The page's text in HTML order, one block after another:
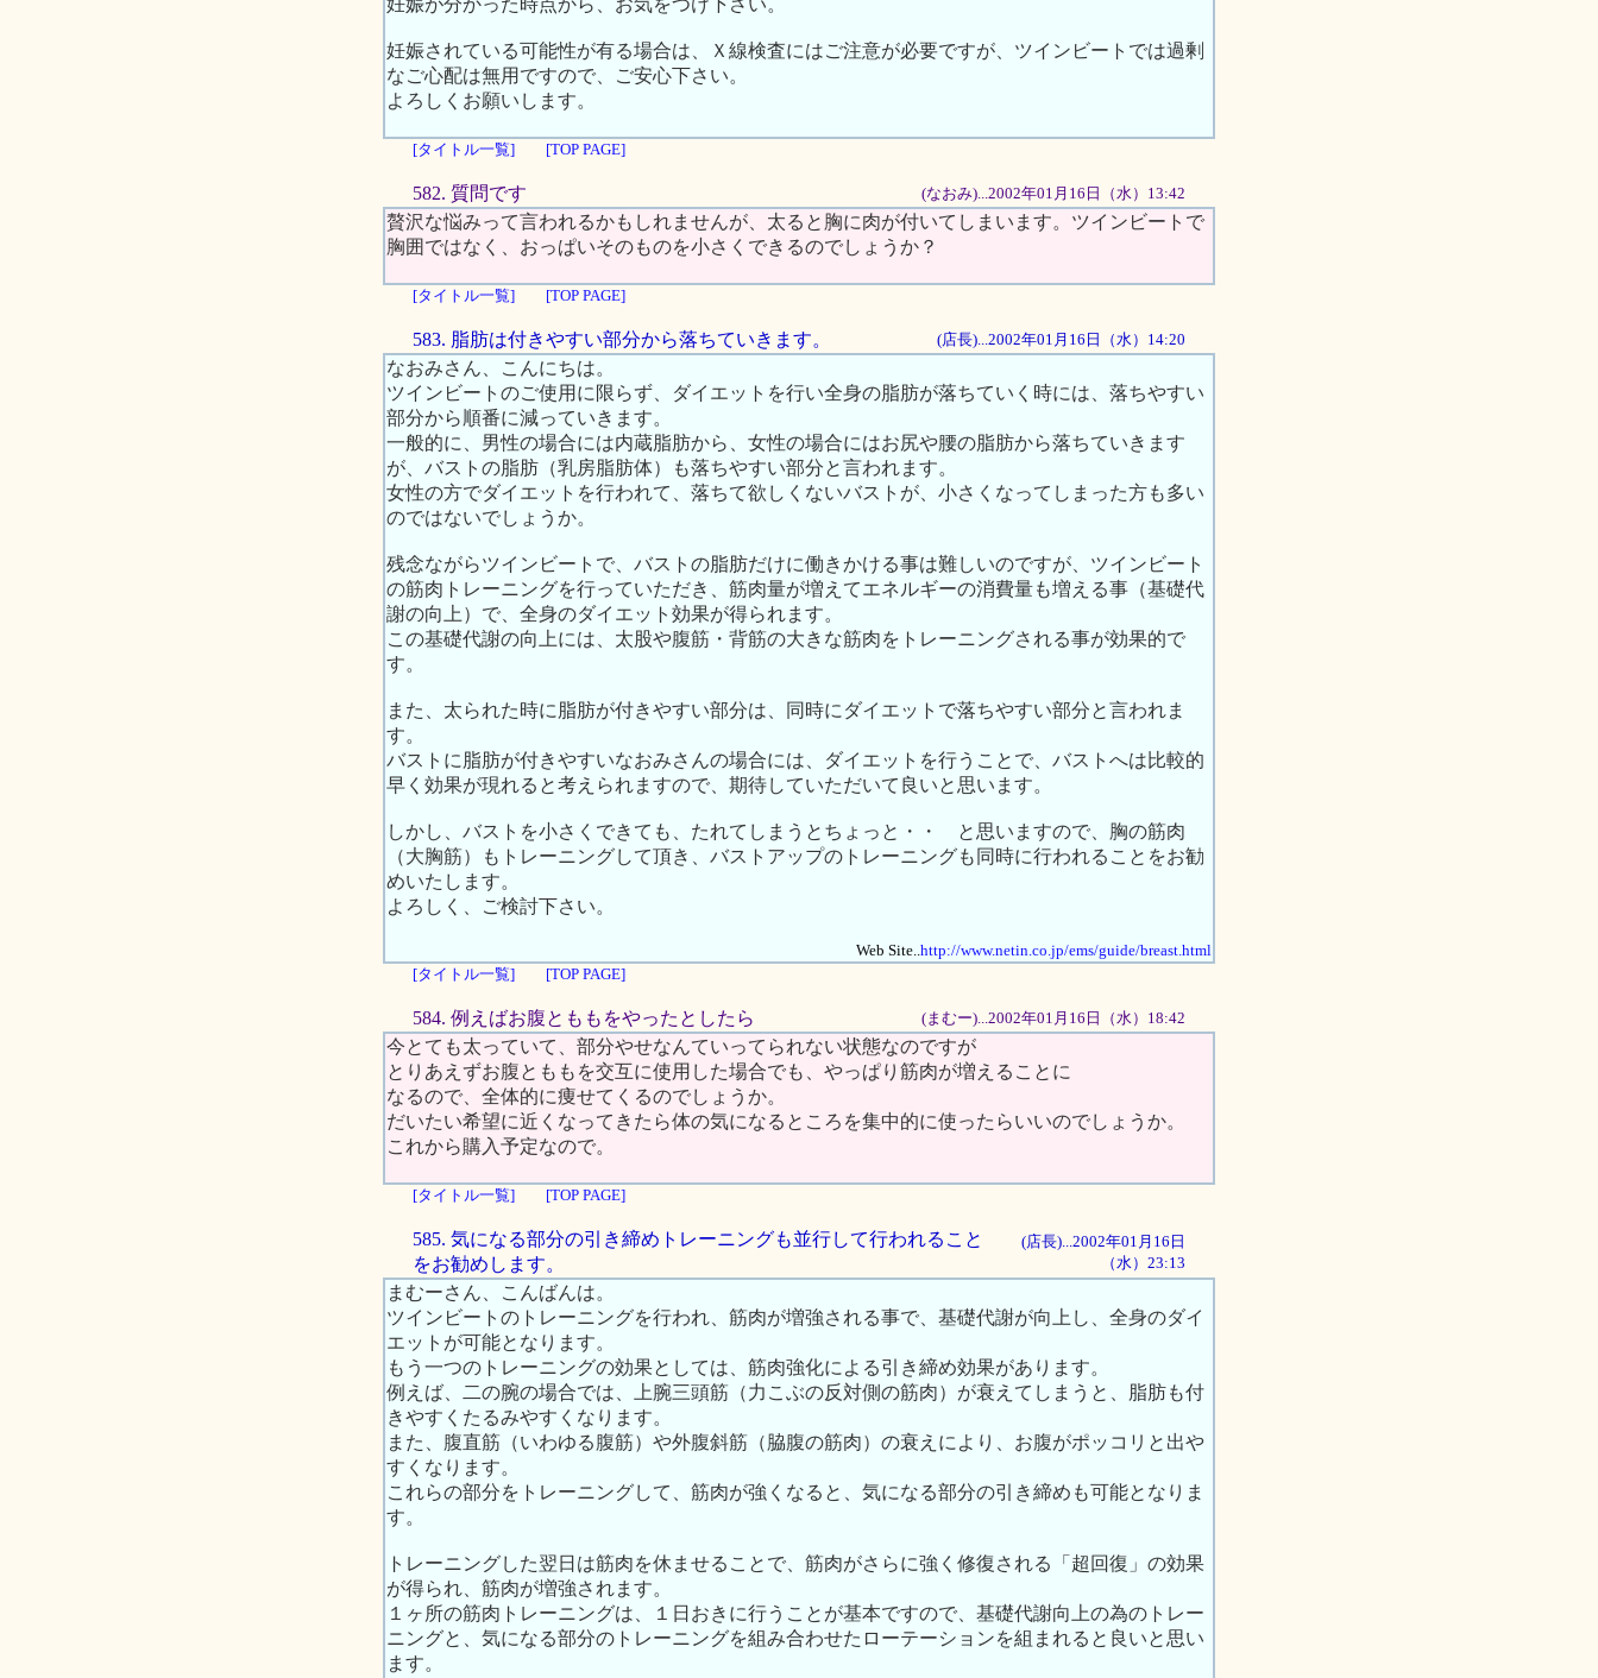
妊娠が分かった時点から、お気をつけ下さい。
妊娠されている可能性が有る場合は、Ｘ線検査にはご注意が必要ですが、ツインビートでは過剰
なご心配は無用ですので、ご安心下さい。
よろしくお願いします。
[タイトル一覧] [TOP PAGE]
582. 質問です (なおみ)...2002年01月16日（水）13:42
贅沢な悩みって言われるかもしれませんが、太ると胸に肉が付いてしまいます。ツインビートで
胸囲ではなく、おっぱいそのものを小さくできるのでしょうか？
[タイトル一覧] [TOP PAGE]
583. 脂肪は付きやすい部分から落ちていきます。 (店長)...2002年01月16日（水）14:20
なおみさん、こんにちは。
ツインビートのご使用に限らず、ダイエットを行い全身の脂肪が落ちていく時には、落ちやすい
部分から順番に減っていきます。
一般的に、男性の場合には内蔵脂肪から、女性の場合にはお尻や腰の脂肪から落ちていきます
が、バストの脂肪（乳房脂肪体）も落ちやすい部分と言われます。
女性の方でダイエットを行われて、落ちて欲しくないバストが、小さくなってしまった方も多い
のではないでしょうか。
残念ながらツインビートで、バストの脂肪だけに働きかける事は難しいのですが、ツインビート
の筋肉トレーニングを行っていただき、筋肉量が増えてエネルギーの消費量も増える事（基礎代
謝の向上）で、全身のダイエット効果が得られます。
この基礎代謝の向上には、太股や腹筋・背筋の大きな筋肉をトレーニングされる事が効果的で
す。
また、太られた時に脂肪が付きやすい部分は、同時にダイエットで落ちやすい部分と言われま
す。
バストに脂肪が付きやすいなおみさんの場合には、ダイエットを行うことで、バストへは比較的
早く効果が現れると考えられますので、期待していただいて良いと思います。
しかし、バストを小さくできても、たれてしまうとちょっと・・ と思いますので、胸の筋肉
（大胸筋）もトレーニングして頂き、バストアップのトレーニングも同時に行われることをお勧
めいたします。
よろしく、ご検討下さい。
Web Site..http://www.netin.co.jp/ems/guide/breast.html
[タイトル一覧]
[TOP PAGE]
584. 例えばお腹とももをやったとしたら (まむー)...2002年01月16日（水）18:42
今とても太っていて、部分やせなんていってられない状態なのですが
とりあえずお腹とももを交互に使用した場合でも、やっぱり筋肉が増えることに
なるので、全体的に痩せてくるのでしょうか。
だいたい希望に近くなってきたら体の気になるところを集中的に使ったらいいのでしょうか。
これから購入予定なので。
[タイトル一覧] [TOP PAGE]
585. 気になる部分の引き締めトレーニングも並行して行われること
をお勧めします。
(店長)...2002年01月16日
（水）23:13
まむーさん、こんばんは。
ツインビートのトレーニングを行われ、筋肉が増強される事で、基礎代謝が向上し、全身のダイ
エットが可能となります。
もう一つのトレーニングの効果としては、筋肉強化による引き締め効果があります。
例えば、二の腕の場合では、上腕三頭筋（力こぶの反対側の筋肉）が衰えてしまうと、脂肪も付
きやすくたるみやすくなります。
また、腹直筋（いわゆる腹筋）や外腹斜筋（脇腹の筋肉）の衰えにより、お腹がポッコリと出や
すくなります。
これらの部分をトレーニングして、筋肉が強くなると、気になる部分の引き締めも可能となりま
す。
トレーニングした翌日は筋肉を休ませることで、筋肉がさらに強く修復される「超回復」の効果
が得られ、筋肉が増強されます。
１ヶ所の筋肉トレーニングは、１日おきに行うことが基本ですので、基礎代謝向上の為のトレー
ニングと、気になる部分のトレーニングを組み合わせたローテーションを組まれると良いと思い
ます。